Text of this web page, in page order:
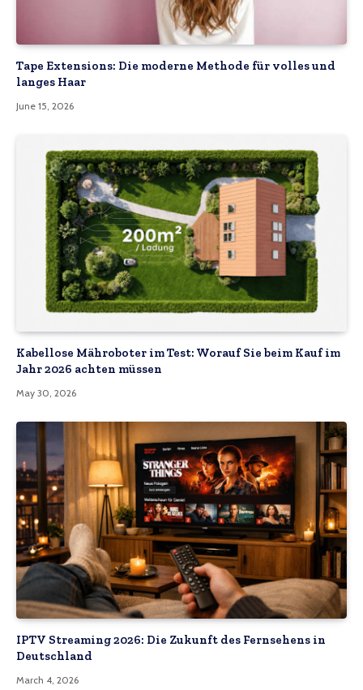
Tape Extensions: Die moderne Methode für volles und
langes Haar
June 15, 2026
Kabellose Mähroboter im Test: Worauf Sie beim Kauf im
Jahr 2026 achten müssen
May 30, 2026
IPTV Streaming 2026: Die Zukunft des Fernsehens in
Deutschland
March 4, 2026